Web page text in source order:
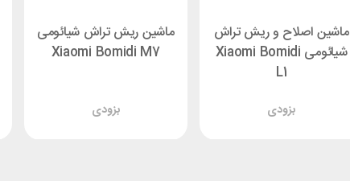
ماشین اصلاح و ریش تراش
شیائومی Xiaomi Bomidi
L1
بزودی
ماشین ریش تراش شیائومی
Xiaomi Bomidi M7
بزودی